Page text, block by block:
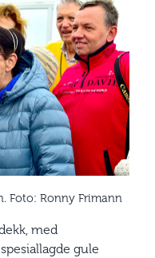
Foto: Ronny Frimann
med
gule